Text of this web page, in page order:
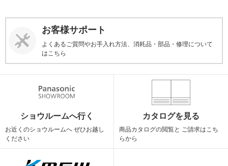
お客様サポート
よくあるご質問やお手入れ方法、消耗品・部品・修理について
はこちら
ショウルームへ行く
お近くのショウルームへ ぜひお越し
ください
カタログを見る
商品カタログの閲覧と ご請求はこち
らから